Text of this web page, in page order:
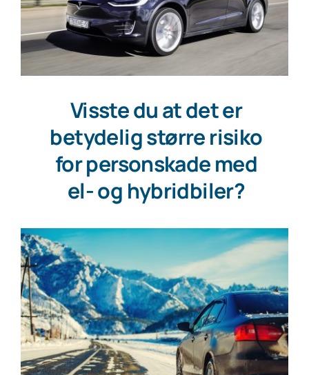
Visste du at det er
betydelig større risiko
for personskade med
el- og hybridbiler?